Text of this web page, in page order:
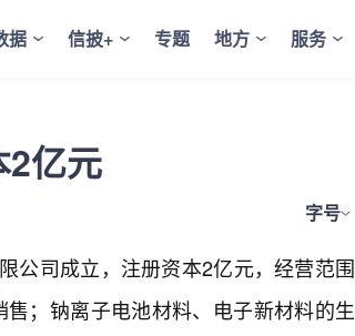
据 信披+ 专题 地方 服务
2亿元
字号
公司成立，注册资本2亿元，经营范围
；钠离子电池材料、电子新材料的生